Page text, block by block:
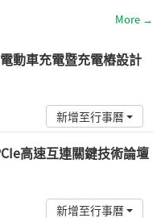
More →
動車充電暨充電樁設計
新增至行事曆
高速互連關鍵技術論壇
新增至行事曆